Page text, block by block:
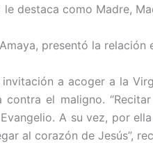
destaca como Madre,
presentó la relación
a acoger a la
contra el maligno.
A su vez, por
al corazón de Jesús”,